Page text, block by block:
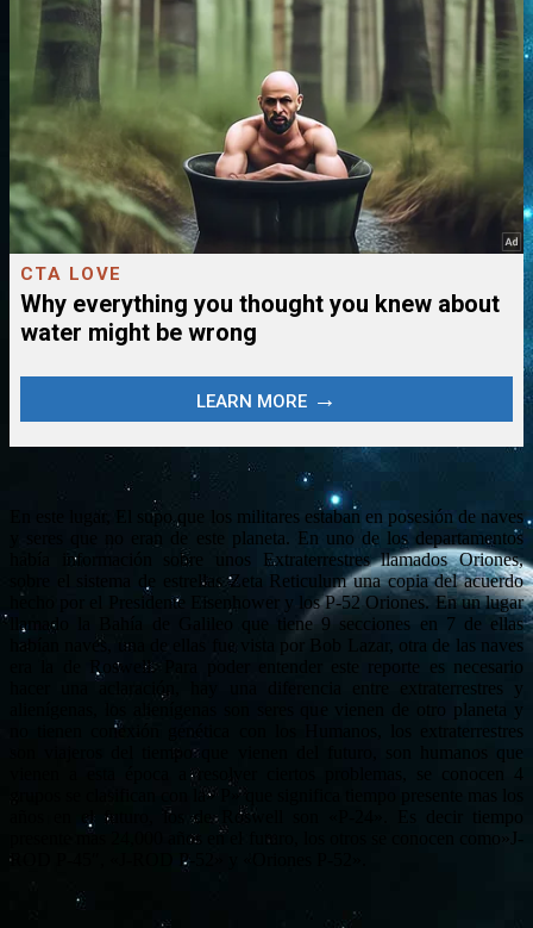
En este lugar, El supo que los militares estaban en posesión de naves
y seres que no eran de este planeta. En uno de los departamentos
había información sobre unos Extraterrestres llamados Oriones,
sobre el sistema de estrellas Zeta Reticulum una copia del acuerdo
hecho por el Presidente Eisenhower y los P-52 Oriones. En un lugar
llamado la Bahía de Galileo que tiene 9 secciones en 7 de ellas
habían naves, una de ellas fue vista por Bob Lazar, otra de las naves
era la de Roswell. Para poder entender este reporte es necesario
hacer una aclaración, hay una diferencia entre extraterrestres y
alienígenas, los alienígenas son seres que vienen de otro planeta y
no tienen conexión genética con los Humanos, los extraterrestres
son viajeros del tiempo que vienen del futuro, son humanos que
vienen a esta época a resolver ciertos problemas, se conocen 4
grupos se clasifican con la» P» que significa tiempo presente mas los
años en el futuro, los de Roswell son «P-24». Es decir tiempo
presente mas 24,000 años en el futuro, los otros se conocen como»J-
ROD P-45″, «J-ROD P-52» y «Oriones P-52».